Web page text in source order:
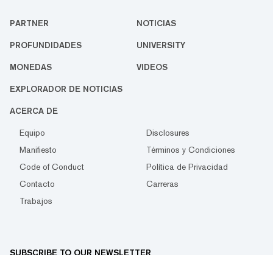
PARTNER NOTICIAS
PROFUNDIDADES UNIVERSITY
MONEDAS VIDEOS
EXPLORADOR DE NOTICIAS
ACERCA DE
Equipo
Disclosures
Manifiesto
Términos y Condiciones
Code of Conduct
Política de Privacidad
Contacto
Carreras
Trabajos
SUBSCRIBE TO OUR NEWSLETTER